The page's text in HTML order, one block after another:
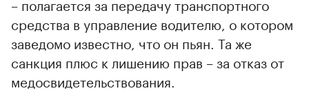
– полагается за передачу транспортного
средства в управление водителю, о котором
заведомо известно, что он пьян. Та же
санкция плюс к лишению прав – за отказ от
медосвидетельствования.